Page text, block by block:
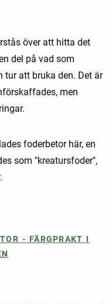
över att hitta det
del på vad som
tur att bruka den. Det är
men
foderbetor här, en
som "kreatursfoder",
- FÄRGPRAKT I